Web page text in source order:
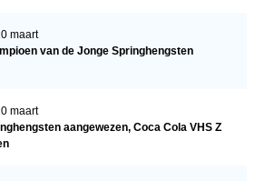
maart
van de Jonge Springhengsten
maart
aangewezen, Coca Cola VHS Z